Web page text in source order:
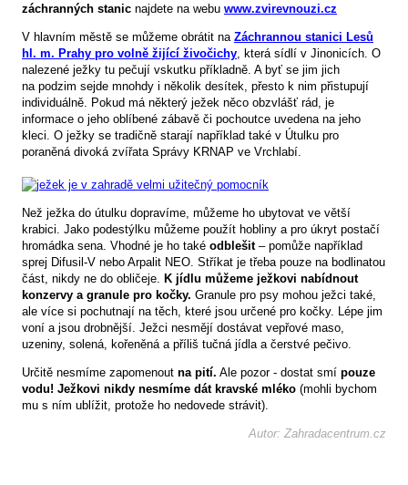
záchranných stanic najdete na webu www.zvirevnouzi.cz
V hlavním městě se můžeme obrátit na Záchrannou stanici Lesů
hl. m. Prahy pro volně žijící živočichy , která sídlí v Jinonicích. O
nalezené ježky tu pečují vskutku příkladně. A byť se jim jich
na podzim sejde mnohdy i několik desítek, přesto k nim přistupují
individuálně. Pokud má některý ježek něco obzvlášť rád, je
informace o jeho oblíbené zábavě či pochoutce uvedena na jeho
kleci. O ježky se tradičně starají například také v Útulku pro
poraněná divoká zvířata Správy KRNAP ve Vrchlabí.
Než ježka do útulku dopravíme, můžeme ho ubytovat ve větší
krabici. Jako podestýlku můžeme použít hobliny a pro úkryt postačí
hromádka sena. Vhodné je ho také odblešit– pomůže například
sprej Difusil-V nebo Arpalit NEO. Stříkat je třeba pouze na bodlinatou
část, nikdy ne do obličeje.
K jídlu můžeme ježkovi nabídnout
konzervy a granule pro kočky. Granule pro psy mohou ježci také,
ale více si pochutnají na těch, které jsou určené pro kočky. Lépe jim
voní a jsou drobnější. Ježci nesmějí dostávat vepřové maso,
uzeniny, solená, kořeněná a příliš tučná jídla a čerstvé pečivo.
Určitě nesmíme zapomenout na pití. Ale pozor - dostat smí pouze
vodu! Ježkovi nikdy nesmíme dát kravské mléko (mohli bychom
mu s ním ublížit, protože ho nedovede strávit).
Autor: Zahradacentrum.cz